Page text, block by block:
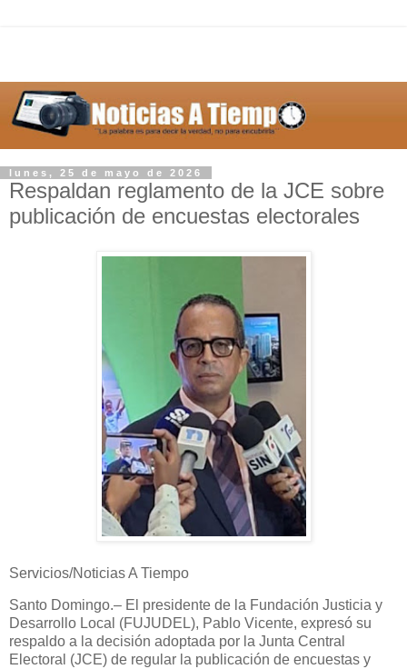
lunes, 25 de mayo de 2026
Respaldan reglamento de la JCE sobre
publicación de encuestas electorales
Servicios/Noticias A Tiempo
Santo Domingo.– El presidente de la Fundación Justicia y
Desarrollo Local (FUJUDEL), Pablo Vicente, expresó su
respaldo a la decisión adoptada por la Junta Central
Electoral (JCE) de regular la publicación de encuestas y